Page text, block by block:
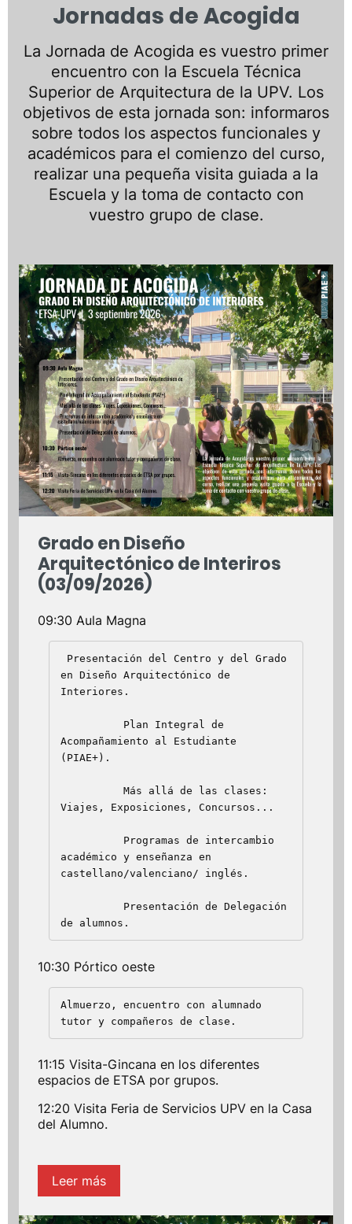
Jornadas de Acogida
La Jornada de Acogida es vuestro primer
encuentro con la Escuela Técnica
Superior de Arquitectura de la UPV. Los
objetivos de esta jornada son: informaros
sobre todos los aspectos funcionales y
académicos para el comienzo del curso,
realizar una pequeña visita guiada a la
Escuela y la toma de contacto con
vuestro grupo de clase.
Grado en Diseño
Arquitectónico de Interiros
(03/09/2026)
09:30 Aula Magna
en Diseño Arquitectónico de
Interiores.
Acompañamiento al Estudiante
(PIAE+).
Viajes, Exposiciones, Concursos...
académico y enseñanza en
castellano/valenciano/ inglés.
de alumnos.
10:30 Pórtico oeste
Almuerzo, encuentro con alumnado
tutor y compañeros de clase.
11:15 Visita-Gincana en los diferentes
espacios de ETSA por grupos.
12:20 Visita Feria de Servicios UPV en la Casa
del Alumno.
Leer más